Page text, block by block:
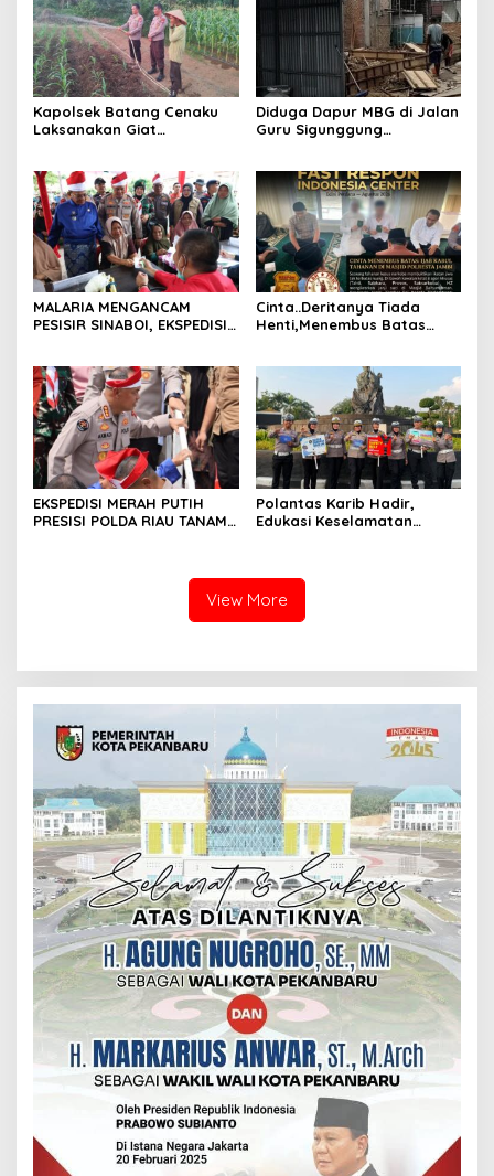
Kapolsek Batang Cenaku
Laksanakan Giat
Pipil di Desa Aur Cina.
Diduga Dapur MBG di Jalan
Guru Sigunggung
Keluhkan Bau Limbah yang
Menyengat.
MALARIA MENGANCAM
PESISIR SINABOI, EKSPEDISI
PELAYANAN KESEHATAN
GRATIS
Cinta..Deritanya Tiada
Henti,Menembus Batas
EKSPEDISI MERAH PUTIH
PRESISI POLDA RIAU TANAM
Polantas Karib Hadir,
Edukasi Keselamatan
View More